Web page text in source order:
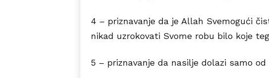
4 – priznavanje da je Allah Svemogući
nikad uzrokovati Svome robu bilo koje
5 – priznavanje da nasilje dolazi samo od